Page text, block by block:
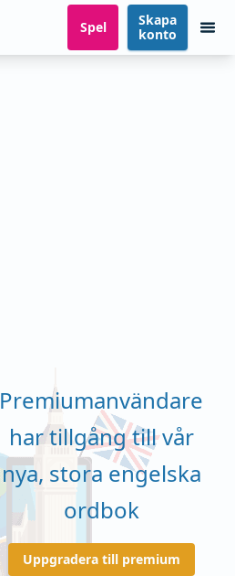
Spel
Skapa
konto
Premiumanvändare
har tillgång till vår
nya, stora engelska
ordbok
Uppgradera till premium